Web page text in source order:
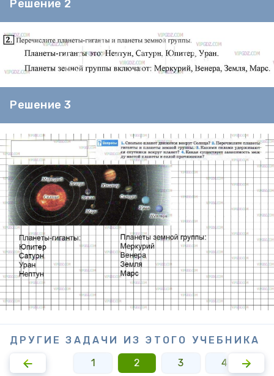
Решение 2
Решение 3
ДРУГИЕ ЗАДАЧИ ИЗ ЭТОГО УЧЕБНИКА
1
2 3 4